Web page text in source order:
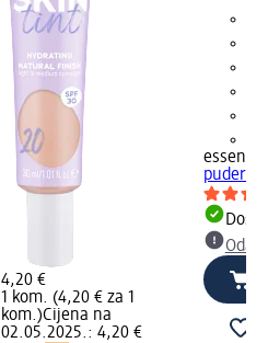
4,20 €
1 kom. (4,20 € za 1
kom.)Cijena na
02.05.2025.: 4,20 €
essence
puder –